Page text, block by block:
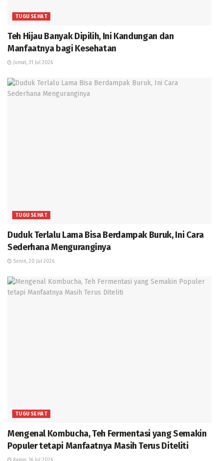
TUGU SEHAT
Teh Hijau Banyak Dipilih, Ini Kandungan dan
Manfaatnya bagi Kesehatan
Jumat, 31 Jul 2026
TUGU SEHAT
Duduk Terlalu Lama Bisa Berdampak Buruk, Ini Cara
Sederhana Menguranginya
Senin, 20 Jul 2026
TUGU SEHAT
Mengenal Kombucha, Teh Fermentasi yang Semakin
Populer tetapi Manfaatnya Masih Terus Diteliti
Kamis, 16 Jul 2026